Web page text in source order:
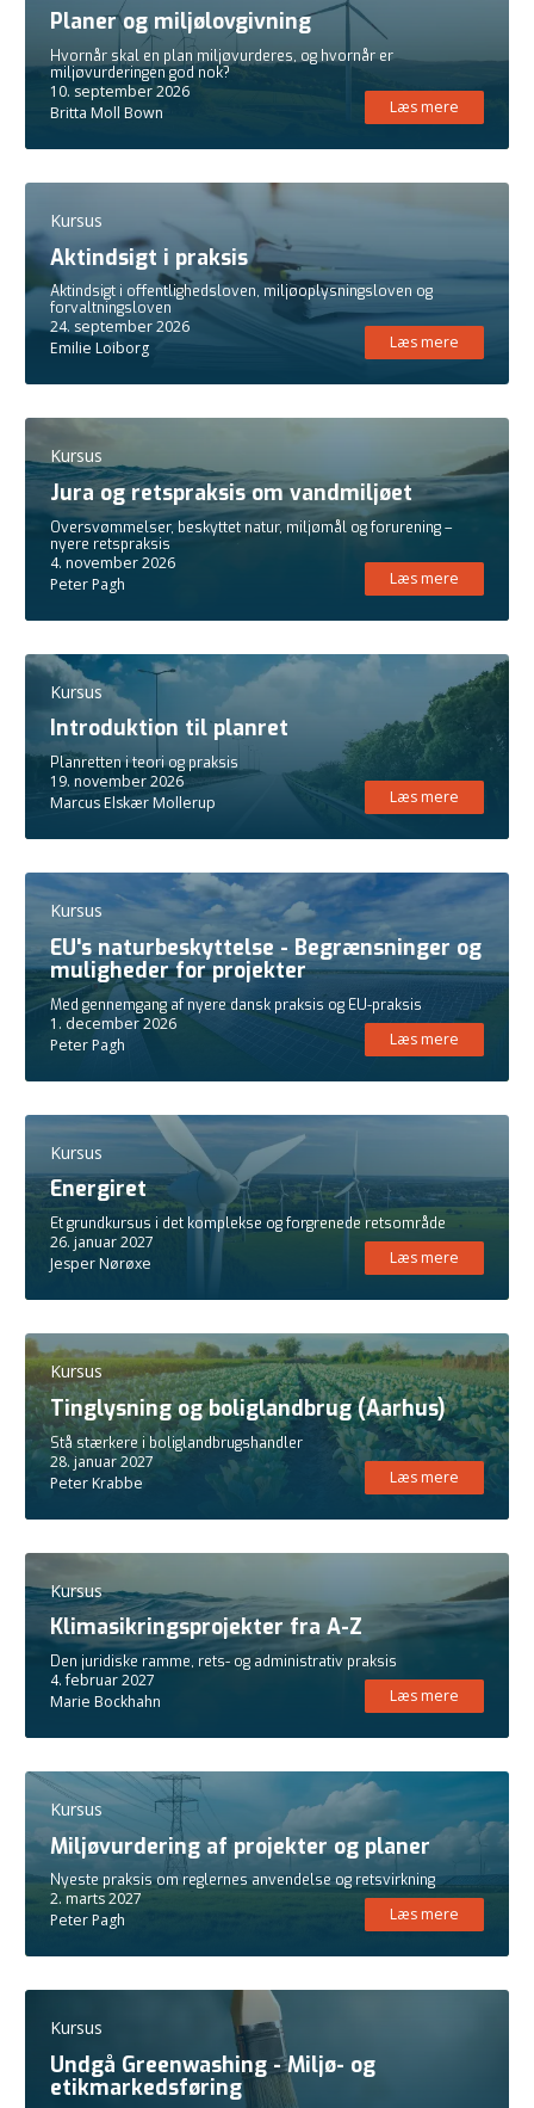
Planer og miljølovgivning
Hvornår skal en plan miljøvurderes, og hvornår er
miljøvurderingen god nok?
10. september 2026
Britta Moll Bown
Læs mere
Kursus
Aktindsigt i praksis
Aktindsigt i offentlighedsloven, miljøoplysningsloven og
forvaltningsloven
24. september 2026
Emilie Loiborg
Læs mere
Kursus
Jura og retspraksis om vandmiljøet
Oversvømmelser, beskyttet natur, miljømål og forurening –
nyere retspraksis
4. november 2026
Peter Pagh
Læs mere
Kursus
Introduktion til planret
Planretten i teori og praksis
19. november 2026
Marcus Elskær Mollerup
Læs mere
Kursus
EU's naturbeskyttelse - Begrænsninger og
muligheder for projekter
Med gennemgang af nyere dansk praksis og EU-praksis
1. december 2026
Peter Pagh
Læs mere
Kursus
Energiret
Et grundkursus i det komplekse og forgrenede retsområde
26. januar 2027
Jesper Nørøxe
Læs mere
Kursus
Tinglysning og boliglandbrug (Aarhus)
Stå stærkere i boliglandbrugshandler
28. januar 2027
Peter Krabbe
Læs mere
Kursus
Klimasikringsprojekter fra A-Z
Den juridiske ramme, rets- og administrativ praksis
4. februar 2027
Marie Bockhahn
Læs mere
Kursus
Miljøvurdering af projekter og planer
Nyeste praksis om reglernes anvendelse og retsvirkning
2. marts 2027
Peter Pagh
Læs mere
Kursus
Undgå Greenwashing - Miljø- og
etikmarkedsføring